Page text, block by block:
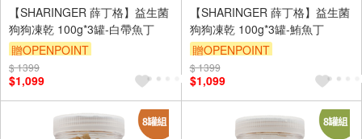
【SHARINGER 薛丁格】益生菌
狗狗凍乾 100g*3罐-白帶魚丁
贈OPENPOINT
訂單滿 2000 元折抵 100元
（運費不算在 2000 元的範圍
內）
$ 1399
$1,099
【SHARINGER 薛丁格】益生菌
狗狗凍乾 100g*3罐-鮪魚丁
贈OPENPOINT
訂單滿 2000 元折抵 100元
（運費不算在 2000 元的範圍
內）
$ 1399
$1,099